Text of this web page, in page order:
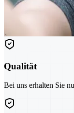
Qualität
Bei uns erhalten Sie